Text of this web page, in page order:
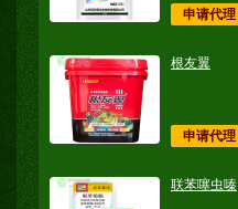
申请代理
根友翼
申请代理
联苯噻虫嗪